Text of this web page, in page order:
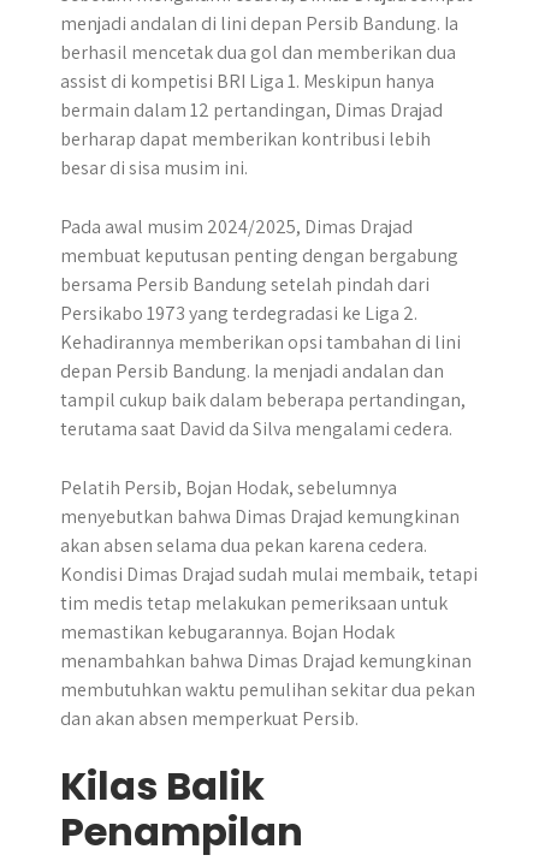
menjadi andalan di lini depan Persib Bandung. Ia
berhasil mencetak dua gol dan memberikan dua
assist di kompetisi BRI Liga 1. Meskipun hanya
bermain dalam 12 pertandingan, Dimas Drajad
berharap dapat memberikan kontribusi lebih
besar di sisa musim ini.
Pada awal musim 2024/2025, Dimas Drajad
membuat keputusan penting dengan bergabung
bersama Persib Bandung setelah pindah dari
Persikabo 1973 yang terdegradasi ke Liga 2.
Kehadirannya memberikan opsi tambahan di lini
depan Persib Bandung. Ia menjadi andalan dan
tampil cukup baik dalam beberapa pertandingan,
terutama saat David da Silva mengalami cedera.
Pelatih Persib, Bojan Hodak, sebelumnya
menyebutkan bahwa Dimas Drajad kemungkinan
akan absen selama dua pekan karena cedera.
Kondisi Dimas Drajad sudah mulai membaik, tetapi
tim medis tetap melakukan pemeriksaan untuk
memastikan kebugarannya. Bojan Hodak
menambahkan bahwa Dimas Drajad kemungkinan
membutuhkan waktu pemulihan sekitar dua pekan
dan akan absen memperkuat Persib.
Kilas Balik
Penampilan